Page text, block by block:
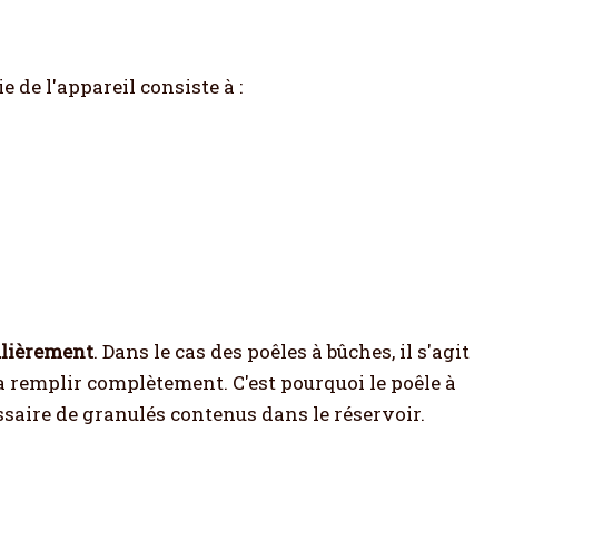
de l'appareil consiste à :
. Dans le cas des poêles à bûches, il s'agit
complètement. C'est pourquoi le poêle à
de granulés contenus dans le réservoir.